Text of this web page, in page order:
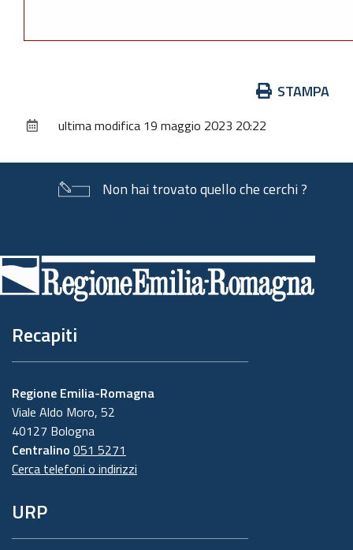
documento
STAMPA
ultima modifica 19 maggio 2023 20:22
Non hai trovato quello che cerchi ?
di
pagina
Recapiti
Regione Emilia-Romagna
Viale Aldo Moro, 52
40127 Bologna
Centralino 051 5271
Cerca telefoni o indirizzi
URP